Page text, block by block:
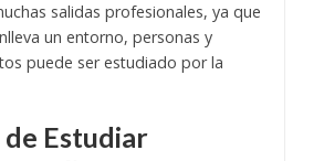
salidas profesionales, ya que
un entorno, personas y
puede ser estudiado por la
Estudiar